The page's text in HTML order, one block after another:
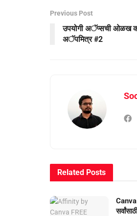
Previous Post
उपयोगी अॅप्सची ओळख
अॅपमित्र #2
Related Posts